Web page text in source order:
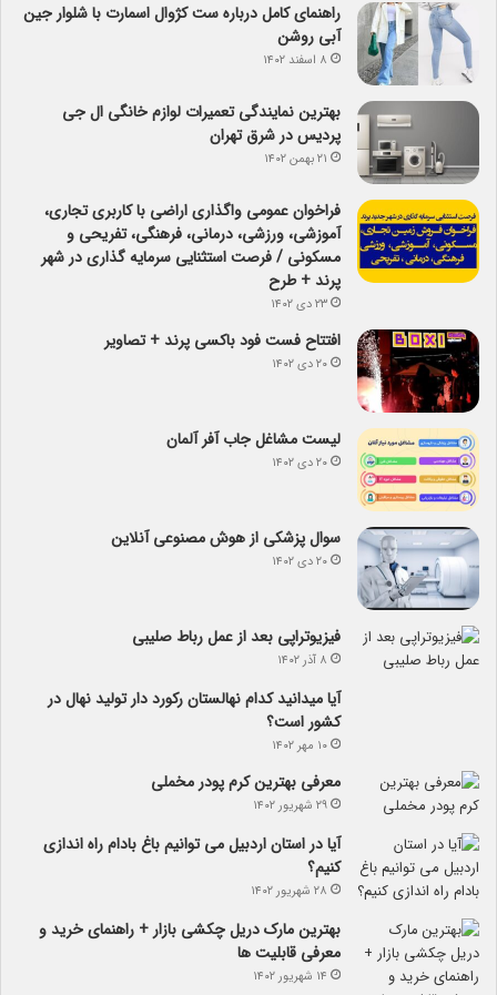
راهنمای کامل درباره ست کژوال اسمارت با شلوار جین
آبی روشن
۸ اسفند ۱۴۰۲
بهترین نمایندگی تعمیرات لوازم خانگی ال جی
پردیس در شرق تهران
۲۱ بهمن ۱۴۰۲
فراخوان عمومی واگذاری اراضی با کاربری تجاری،
آموزشی، ورزشی، درمانی، فرهنگی، تفریحی و
مسکونی / فرصت استثنایی سرمایه گذاری در شهر
پرند + طرح
۲۳ دی ۱۴۰۲
افتتاح فست فود باکسی پرند + تصاویر
۲۰ دی ۱۴۰۲
لیست مشاغل جاب آفر آلمان
۲۰ دی ۱۴۰۲
سوال پزشکی از هوش مصنوعی آنلاین
۲۰ دی ۱۴۰۲
فیزیوتراپی بعد از عمل رباط صلیبی
۸ آذر ۱۴۰۲
آیا می­دانید کدام نهالستان رکورد دار تولید نهال­ در
کشور است؟
۱۰ مهر ۱۴۰۲
معرفی بهترین کرم پودر مخملی
۲۹ شهریور ۱۴۰۲
آیا در استان اردبیل می توانیم باغ بادام راه اندازی
کنیم؟
۲۸ شهریور ۱۴۰۲
بهترین مارک دریل چکشی بازار + راهنمای خرید و
معرفی قابلیت ها
۱۴ شهریور ۱۴۰۲